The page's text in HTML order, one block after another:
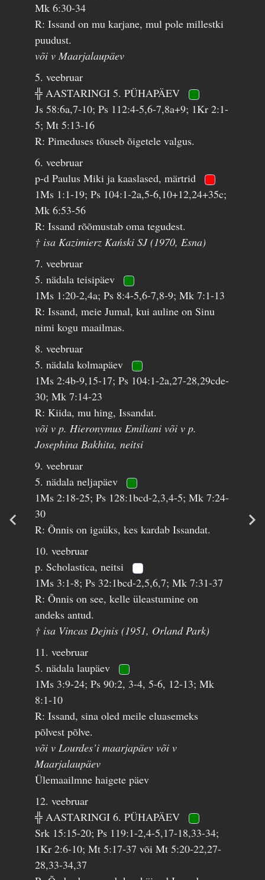
Mk 6:30-34
R: Issand on mu karjane, mul pole millestki
puudust.
või v Maarjalaupäev
5. veebruar
╬ AASTARINGI 5. PÜHAPÄEV
Js 58:6a,7-10; Ps 112:4-5,6-7,8a+9; 1Kr 2:1-
5; Mt 5:13-16
R: Pimeduses tõuseb õigetele valgus.
6. veebruar
p-d Paulus Miki ja kaaslased, märtrid
1Ms 1:1-19; Ps 104:1-2a,5-6,10+12,24+35c;
Mk 6:53-56
R: Issand rõõmustab oma tegudest.
† isa Kazimierz Kański SJ (1970, Esna)
7. veebruar
5. nädala teisipäev
1Ms 1:20-2,4a; Ps 8:4-5,6-7,8-9; Mk 7:1-13
R: Issand, meie Jumal, kui auline on Sinu
nimi kogu maailmas.
8. veebruar
5. nädala kolmapäev
1Ms 2:4b-9,15-17; Ps 104:1-2a,27-28,29cde-
30; Mk 7:14-23
R: Kiida, mu hing, Issandat.
või v p. Hieronymus Emiliani või v p.
Josephina Bakhita, neitsi
9. veebruar
5. nädala neljapäev
1Ms 2:18-25; Ps 128:1bcd-2,3,4-5; Mk 7:24-
30
R: Õnnis on igaüks, kes kardab Issandat.
10. veebruar
p. Scholastica, neitsi
1Ms 3:1-8; Ps 32:1bcd-2,5,6,7; Mk 7:31-37
R: Õnnis on see, kelle üleastumine on
andeks antud.
† isa Vincas Dejnis (1951, Orland Park)
11. veebruar
5. nädala laupäev
1Ms 3:9-24; Ps 90:2, 3-4, 5-6, 12-13; Mk
8:1-10
R: Issand, sina oled meile eluasemeks
põlvest põlve.
või v Lourdes’i maarjapäev või v
Maarjalaupäev
Ülemaailmne haigete päev
12. veebruar
╬ AASTARINGI 6. PÜHAPÄEV
Srk 15:15-20; Ps 119:1-2,4-5,17-18,33-34;
1Kr 2:6-10; Mt 5:17-37 või Mt 5:20-22,27-
28,33-34,37